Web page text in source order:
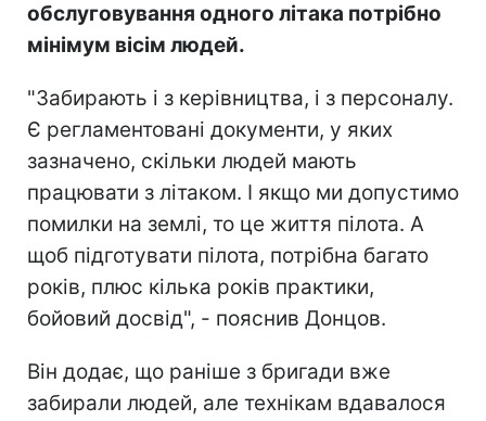
обслуговування одного літака потрібно
мінімум вісім людей.
"Забирають і з керівництва, і з персоналу.
Є регламентовані документи, у яких
зазначено, скільки людей мають
працювати з літаком. І якщо ми допустимо
помилки на землі, то це життя пілота. А
щоб підготувати пілота, потрібна багато
років, плюс кілька років практики,
бойовий досвід", - пояснив Донцов.
Він додає, що раніше з бригади вже
забирали людей, але технікам вдавалося